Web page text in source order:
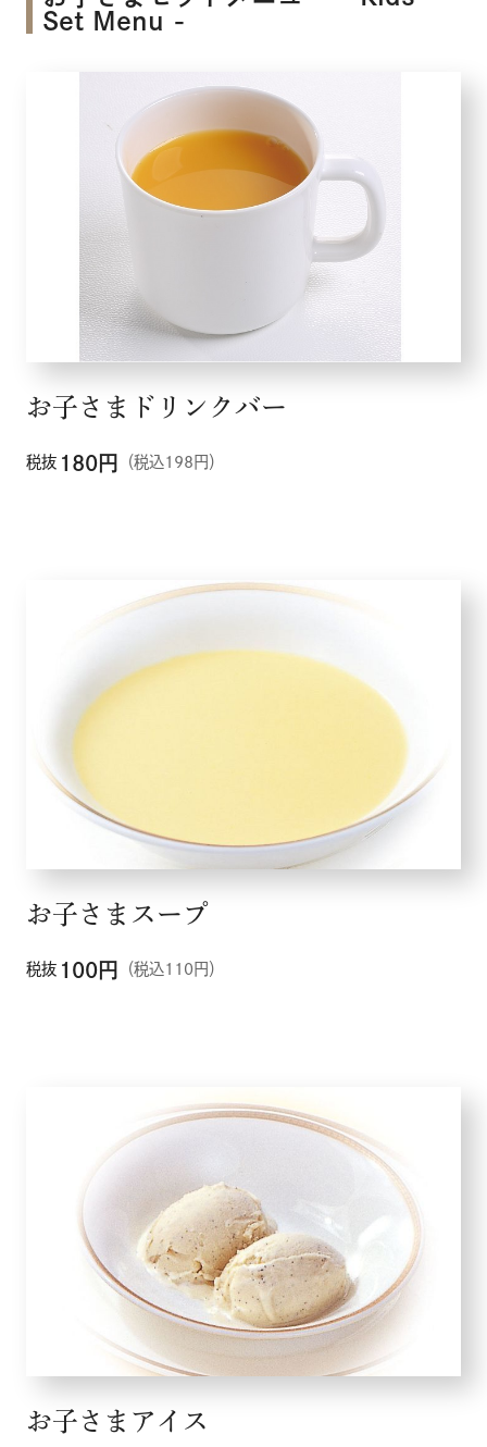
Set Menu -
お子さまドリンクバー
税抜 180円 （税込198円）
お子さまスープ
税抜 100円 （税込110円）
お子さまアイス